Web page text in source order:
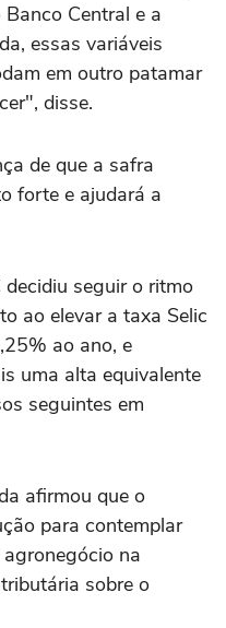
Central e a
essas variáveis
em outro patamar
disse.
de que a safra
forte e ajudará a
seguir o ritmo
ao elevar a taxa Selic
ao ano, e
uma alta equivalente
seguintes em
afirmou que o
para contemplar
na
sobre o